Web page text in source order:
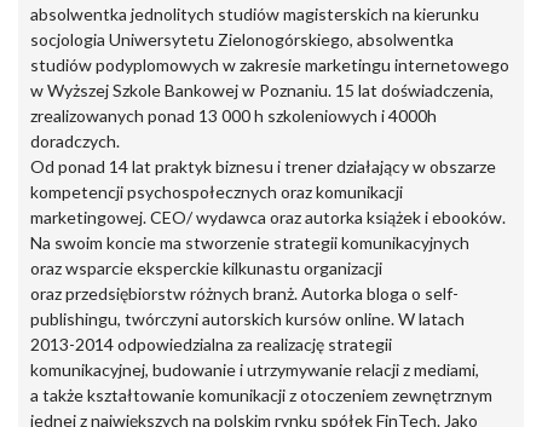
absolwentka jednolitych studiów magisterskich na kierunku
socjologia Uniwersytetu Zielonogórskiego, absolwentka
studiów podyplomowych w zakresie marketingu internetowego
w Wyższej Szkole Bankowej w Poznaniu. 15 lat doświadczenia,
zrealizowanych ponad 13 000 h szkoleniowych i 4000h
doradczych.
Od ponad 14 lat praktyk biznesu i trener działający w obszarze
kompetencji psychospołecznych oraz komunikacji
marketingowej. CEO/ wydawca oraz autorka książek i ebooków.
Na swoim koncie ma stworzenie strategii komunikacyjnych
oraz wsparcie eksperckie kilkunastu organizacji
oraz przedsiębiorstw różnych branż. Autorka bloga o self-
publishingu, twórczyni autorskich kursów online. W latach
2013-2014 odpowiedzialna za realizację strategii
komunikacyjnej, budowanie i utrzymywanie relacji z mediami,
a także kształtowanie komunikacji z otoczeniem zewnętrznym
jednej z największych na polskim rynku spółek FinTech. Jako